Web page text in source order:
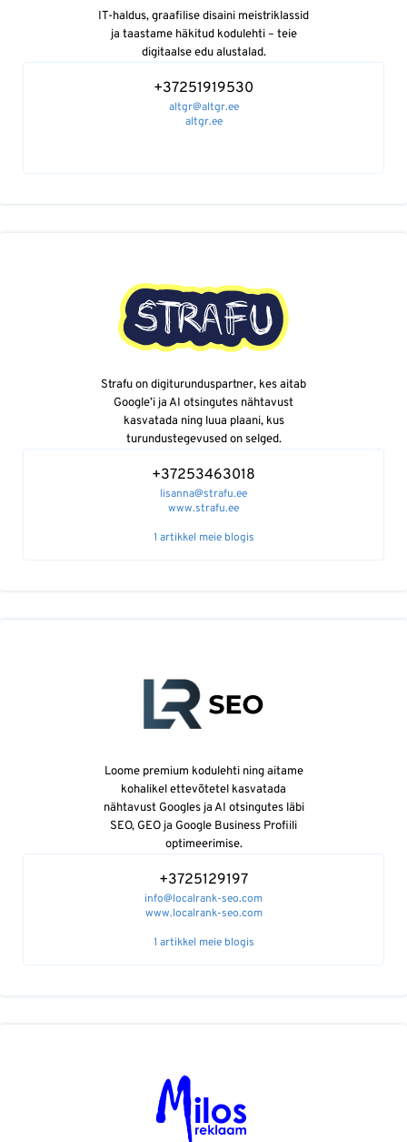
IT-haldus, graafilise disaini meistriklassid
ja taastame häkitud kodulehti – teie
digitaalse edu alustalad.
+37251919530
altgr@altgr.ee
altgr.ee
Strafu on digiturunduspartner, kes aitab
Google’i ja AI otsingutes nähtavust
kasvatada ning luua plaani, kus
turundustegevused on selged.
+37253463018
lisanna@strafu.ee
www.strafu.ee
1 artikkel meie blogis
Loome premium kodulehti ning aitame
kohalikel ettevõtetel kasvatada
nähtavust Googles ja AI otsingutes läbi
SEO, GEO ja Google Business Profiili
optimeerimise.
+3725129197
info@localrank-seo.com
www.localrank-seo.com
1 artikkel meie blogis